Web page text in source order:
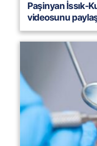
Paşinyan İssık-
videosunu